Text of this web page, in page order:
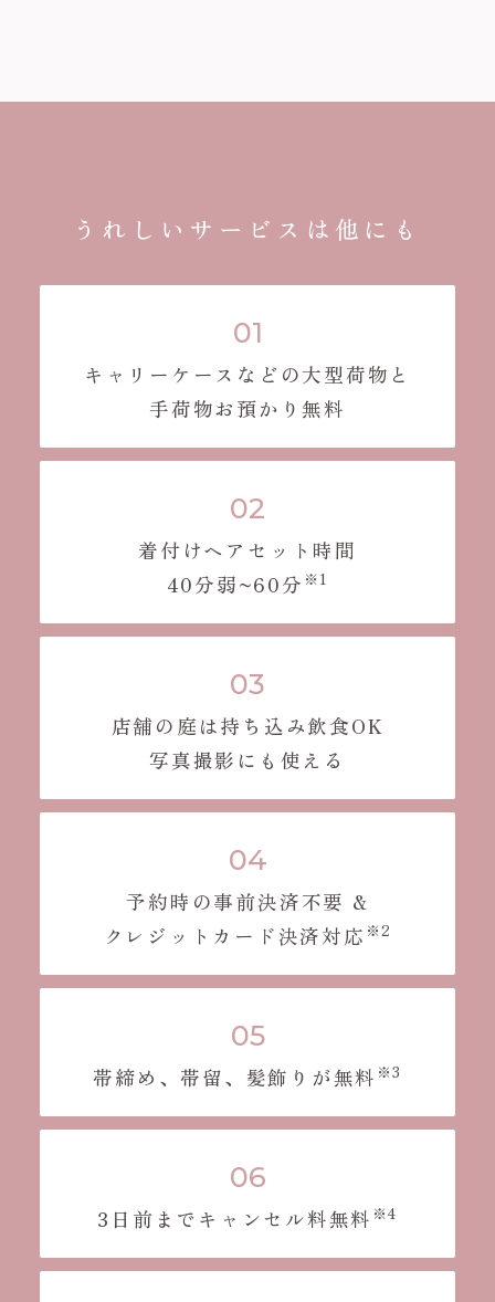
うれしいサービスは他にも
キャリーケースなどの大型荷物と
手荷物お預かり無料
着付けヘアセット時間
40分弱~60分 ※1
店舗の庭は持ち込み飲食OK
写真撮影にも使える
予約時の事前決済不要 &
クレジットカード決済対応 ※2
帯締め、帯留、髪飾りが無料 ※3
3日前までキャンセル料無料 ※4